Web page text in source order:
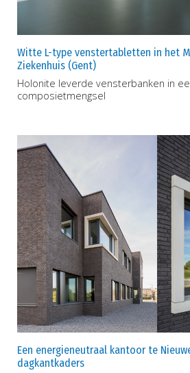
Witte L-type venstertabletten in het
Ziekenhuis (Gent)
Holonite leverde vensterbanken in
composietmengsel
Een energieneutraal kantoor te
dagkantkaders